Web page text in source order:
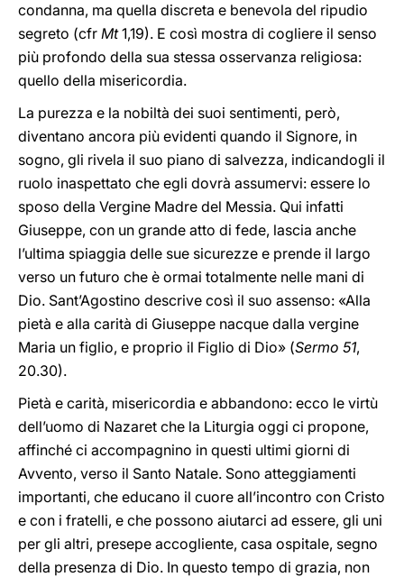
condanna, ma quella discreta e benevola del ripudio
segreto (cfr Mt1,19). E così mostra di cogliere il senso
più profondo della sua stessa osservanza religiosa:
quello della misericordia.
La purezza e la nobiltà dei suoi sentimenti, però,
diventano ancora più evidenti quando il Signore, in
sogno, gli rivela il suo piano di salvezza, indicandogli il
ruolo inaspettato che egli dovrà assumervi: essere lo
sposo della Vergine Madre del Messia. Qui infatti
Giuseppe, con un grande atto di fede, lascia anche
l’ultima spiaggia delle sue sicurezze e prende il largo
verso un futuro che è ormai totalmente nelle mani di
Dio. Sant’Agostino descrive così il suo assenso: «Alla
pietà e alla carità di Giuseppe nacque dalla vergine
Maria un figlio, e proprio il Figlio di Dio» (Sermo 51,
20.30).
Pietà e carità, misericordia e abbandono: ecco le virtù
dell’uomo di Nazaret che la Liturgia oggi ci propone,
affinché ci accompagnino in questi ultimi giorni di
Avvento, verso il Santo Natale. Sono atteggiamenti
importanti, che educano il cuore all’incontro con Cristo
e con i fratelli, e che possono aiutarci ad essere, gli uni
per gli altri, presepe accogliente, casa ospitale, segno
della presenza di Dio. In questo tempo di grazia, non